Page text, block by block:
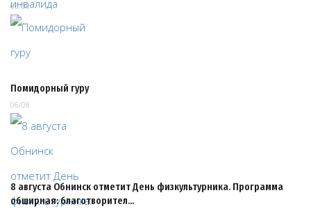
06/08
Помидорный гуру
06/08
8 августа Обнинск отметит День физкультурника. Программа
обширная: благотворител…